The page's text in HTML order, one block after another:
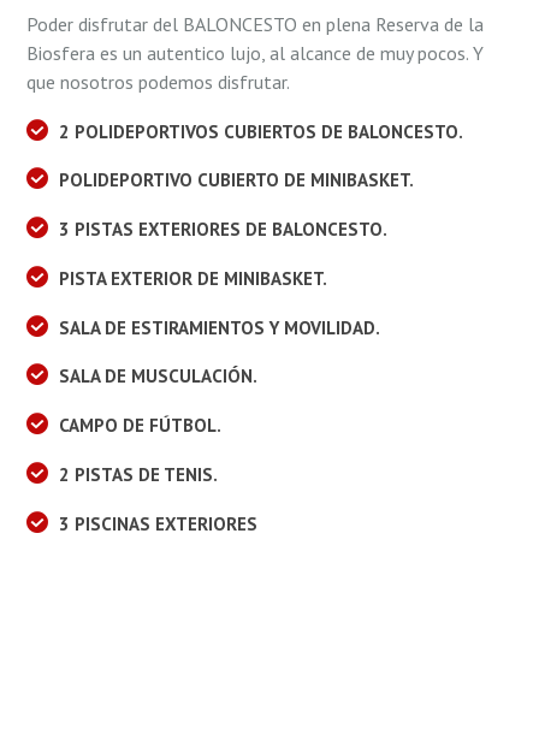
Poder disfrutar del BALONCESTO en plena Reserva de la
Biosfera es un autentico lujo, al alcance de muy pocos. Y
que nosotros podemos disfrutar.
2 POLIDEPORTIVOS CUBIERTOS DE BALONCESTO.
POLIDEPORTIVO CUBIERTO DE MINIBASKET.
3 PISTAS EXTERIORES DE BALONCESTO.
PISTA EXTERIOR DE MINIBASKET.
SALA DE ESTIRAMIENTOS Y MOVILIDAD.
SALA DE MUSCULACIÓN.
CAMPO DE FÚTBOL.
2 PISTAS DE TENIS.
3 PISCINAS EXTERIORES